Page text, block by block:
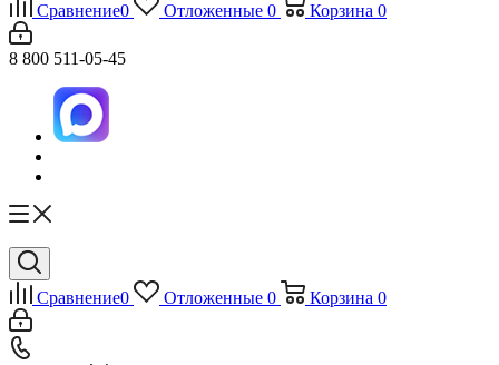
Сравнение0 Отложенные 0 Корзина 0
8 800 511-05-45
Сравнение0 Отложенные 0 Корзина 0